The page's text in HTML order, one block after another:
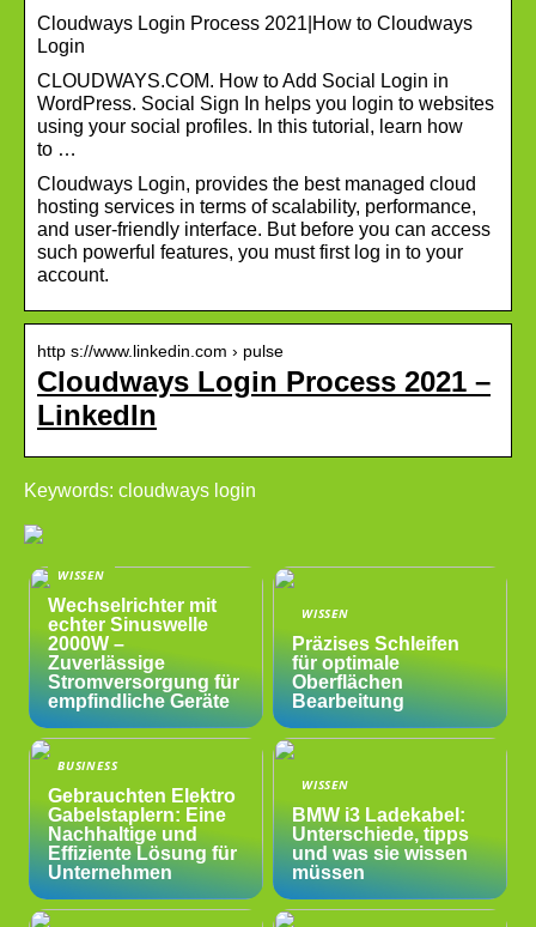
Cloudways Login Process 2021|How to Cloudways
Login
CLOUDWAYS.COM. How to Add Social Login in
WordPress. Social Sign In helps you login to websites
using your social profiles. In this tutorial, learn how
to …
Cloudways Login, provides the best managed cloud
hosting services in terms of scalability, performance,
and user-friendly interface. But before you can access
such powerful features, you must first log in to your
account.
http s://www.linkedin.com › pulse
Cloudways Login Process 2021 –
LinkedIn
Keywords: cloudways login
WISSEN
Wechselrichter mit
echter Sinuswelle
2000W –
Zuverlässige
Stromversorgung für
empfindliche Geräte
WISSEN
Präzises Schleifen
für optimale
Oberflächen
Bearbeitung
BUSINESS
Gebrauchten Elektro
Gabelstaplern: Eine
Nachhaltige und
Effiziente Lösung für
Unternehmen
WISSEN
BMW i3 Ladekabel:
Unterschiede, tipps
und was sie wissen
müssen